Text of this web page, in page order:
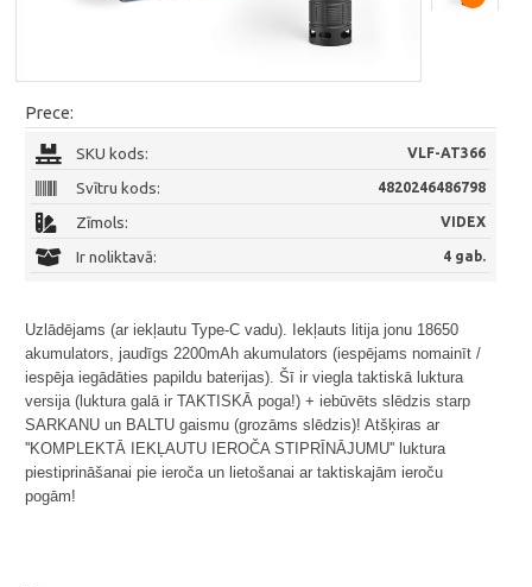
Prece:
SKU kods: VLF-AT366
Svītru kods: 4820246486798
Zīmols: VIDEX
Ir noliktavā: 4 gab.
Uzlādējams (ar iekļautu Type-C vadu). Iekļauts litija jonu 18650
akumulators, jaudīgs 2200mAh akumulators (iespējams nomainīt /
iespēja iegādāties papildu baterijas). Šī ir viegla taktiskā luktura
versija (luktura galā ir TAKTISKĀ poga!) + iebūvēts slēdzis starp
SARKANU un BALTU gaismu (grozāms slēdzis)! Atšķiras ar
''KOMPLEKTĀ IEKĻAUTU IEROČA STIPRĪNĀJUMU'' luktura
piestiprināšanai pie ieroča un lietošanai ar taktiskajām ieroču
pogām!